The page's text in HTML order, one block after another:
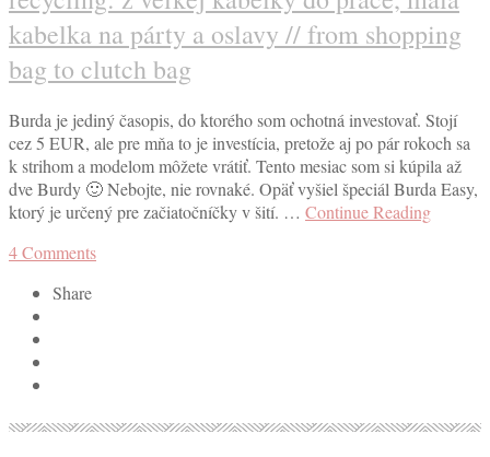
kabelka na párty a oslavy // from shopping
bag to clutch bag
Burda je jediný časopis, do ktorého som ochotná investovať. Stojí
cez 5 EUR, ale pre mňa to je investícia, pretože aj po pár rokoch sa
k strihom a modelom môžete vrátiť. Tento mesiac som si kúpila až
dve Burdy 🙂 Nebojte, nie rovnaké. Opäť vyšiel špeciál Burda Easy,
ktorý je určený pre začiatočníčky v šití. … Continue Reading
4Comments
Share